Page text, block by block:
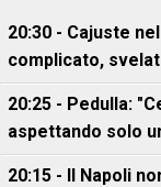
20:30 - Cajuste
complicato,
20:25 - Pedulla:
aspettando solo
20:15 - Il Napoli